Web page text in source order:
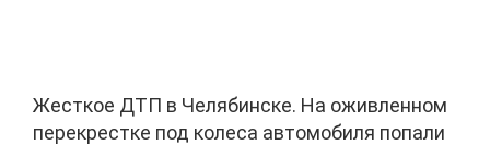
Жесткое ДТП в Челябинске. На оживленном
перекрестке под колеса автомобиля попали